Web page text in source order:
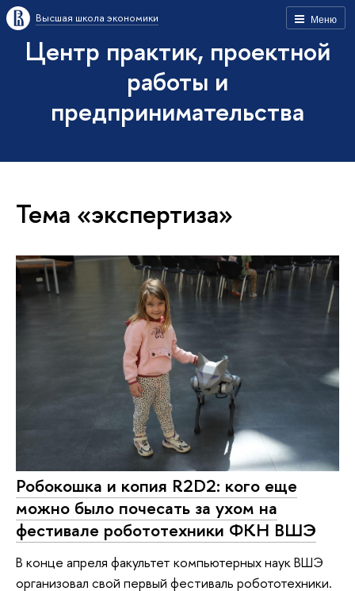
Меню
Высшая школа экономики
Центр практик, проектной
работы и
предпринимательства
Тема «экспертиза»
Робокошка и копия R2D2: кого еще
можно было почесать за ухом на
фестивале робототехники ФКН ВШЭ
В конце апреля факультет компьютерных наук ВШЭ
организовал свой первый фестиваль робототехники.